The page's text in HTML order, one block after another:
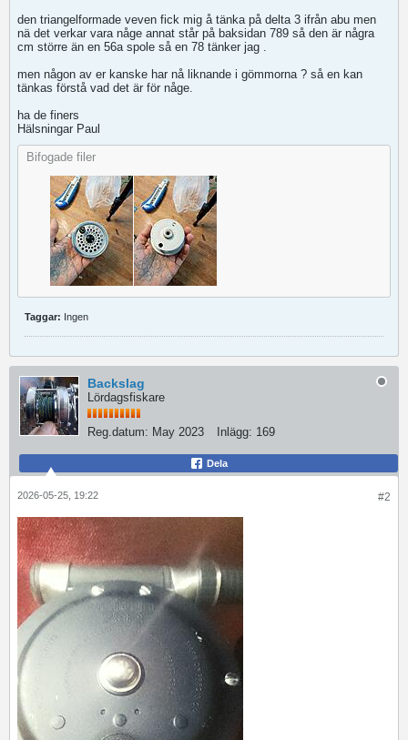
den triangelformade veven fick mig å tänka på delta 3 ifrån abu men
nä det verkar vara någe annat står på baksidan 789 så den är några
cm större än en 56a spole så en 78 tänker jag .
men någon av er kanske har nå liknande i gömmorna ? så en kan
tänkas förstå vad det är för någe.
ha de finers
Hälsningar Paul
Bifogade filer
Taggar: Ingen
Backslag
Lördagsfiskare
Reg.datum: May 2023 Inlägg: 169
Dela
#2
2026-05-25, 19:22